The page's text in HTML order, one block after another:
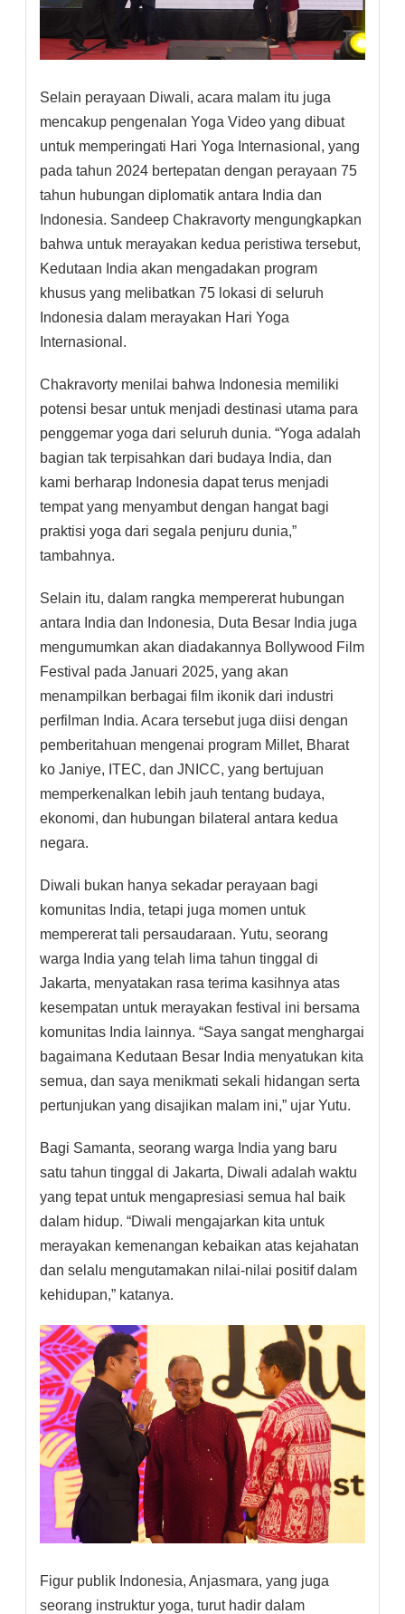
Selain perayaan Diwali, acara malam itu juga
mencakup pengenalan Yoga Video yang dibuat
untuk memperingati Hari Yoga Internasional, yang
pada tahun 2024 bertepatan dengan perayaan 75
tahun hubungan diplomatik antara India dan
Indonesia. Sandeep Chakravorty mengungkapkan
bahwa untuk merayakan kedua peristiwa tersebut,
Kedutaan India akan mengadakan program
khusus yang melibatkan 75 lokasi di seluruh
Indonesia dalam merayakan Hari Yoga
Internasional.
Chakravorty menilai bahwa Indonesia memiliki
potensi besar untuk menjadi destinasi utama para
penggemar yoga dari seluruh dunia. “Yoga adalah
bagian tak terpisahkan dari budaya India, dan
kami berharap Indonesia dapat terus menjadi
tempat yang menyambut dengan hangat bagi
praktisi yoga dari segala penjuru dunia,”
tambahnya.
Selain itu, dalam rangka mempererat hubungan
antara India dan Indonesia, Duta Besar India juga
mengumumkan akan diadakannya Bollywood Film
Festival pada Januari 2025, yang akan
menampilkan berbagai film ikonik dari industri
perfilman India. Acara tersebut juga diisi dengan
pemberitahuan mengenai program Millet, Bharat
ko Janiye, ITEC, dan JNICC, yang bertujuan
memperkenalkan lebih jauh tentang budaya,
ekonomi, dan hubungan bilateral antara kedua
negara.
Diwali bukan hanya sekadar perayaan bagi
komunitas India, tetapi juga momen untuk
mempererat tali persaudaraan. Yutu, seorang
warga India yang telah lima tahun tinggal di
Jakarta, menyatakan rasa terima kasihnya atas
kesempatan untuk merayakan festival ini bersama
komunitas India lainnya. “Saya sangat menghargai
bagaimana Kedutaan Besar India menyatukan kita
semua, dan saya menikmati sekali hidangan serta
pertunjukan yang disajikan malam ini,” ujar Yutu.
Bagi Samanta, seorang warga India yang baru
satu tahun tinggal di Jakarta, Diwali adalah waktu
yang tepat untuk mengapresiasi semua hal baik
dalam hidup. “Diwali mengajarkan kita untuk
merayakan kemenangan kebaikan atas kejahatan
dan selalu mengutamakan nilai-nilai positif dalam
kehidupan,” katanya.
Figur publik Indonesia, Anjasmara, yang juga
seorang instruktur yoga, turut hadir dalam